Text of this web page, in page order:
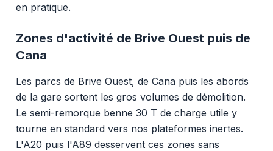
en pratique.
Zones d'activité de Brive Ouest puis de
Cana
Les parcs de Brive Ouest, de Cana puis les abords
de la gare sortent les gros volumes de démolition.
Le semi-remorque benne 30 T de charge utile y
tourne en standard vers nos plateformes inertes.
L'A20 puis l'A89 desservent ces zones sans